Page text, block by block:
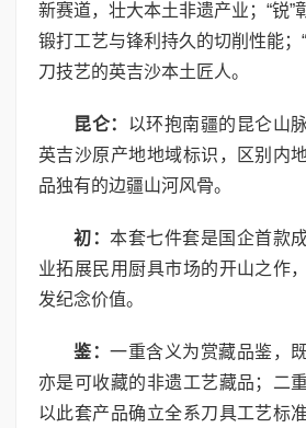
新赛道，壮大本土非遗产业；“锐”
锻打工艺与锋利持久的切削性能；
刀技艺的英吉沙本土匠人。
昆仑： 以环抱南疆的昆仑山
英吉沙原产地地域标识，区别内
品独有的边疆山河风骨。
初： 本套七件套是国企首款
业拓展民用厨具市场的开山之作
发纪念价值。
鉴： 一重含义为赏藏品鉴，
亦是可收藏的非遗工艺藏品；二
以此套产品确立全系刀具工艺标